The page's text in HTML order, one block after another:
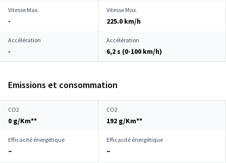
Vitesse Max.
-
Vitesse Max.
225.0 km/h
Accélération
-
Accélération
6,2 s (0-100 km/h)
Emissions et consommation
CO2
0 g/Km**
CO2
192 g/Km**
Efficacité énergétique
–
Efficacité énergétique
–